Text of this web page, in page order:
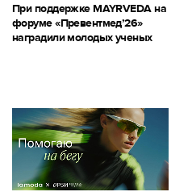
При поддержке MAYRVEDA на
форуме «Превентмед’26»
наградили молодых ученых